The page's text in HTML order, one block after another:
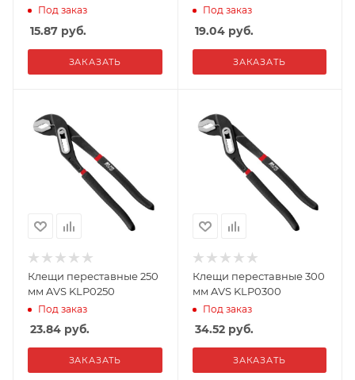
Под заказ
15.87 руб.
ЗАКАЗАТЬ
Под заказ
19.04руб.
ЗАКАЗАТЬ
Клещи переставные 250
мм AVS KLP0250
Под заказ
23.84 руб.
ЗАКАЗАТЬ
Клещи переставные 300
мм AVS KLP0300
Под заказ
34.52руб.
ЗАКАЗАТЬ